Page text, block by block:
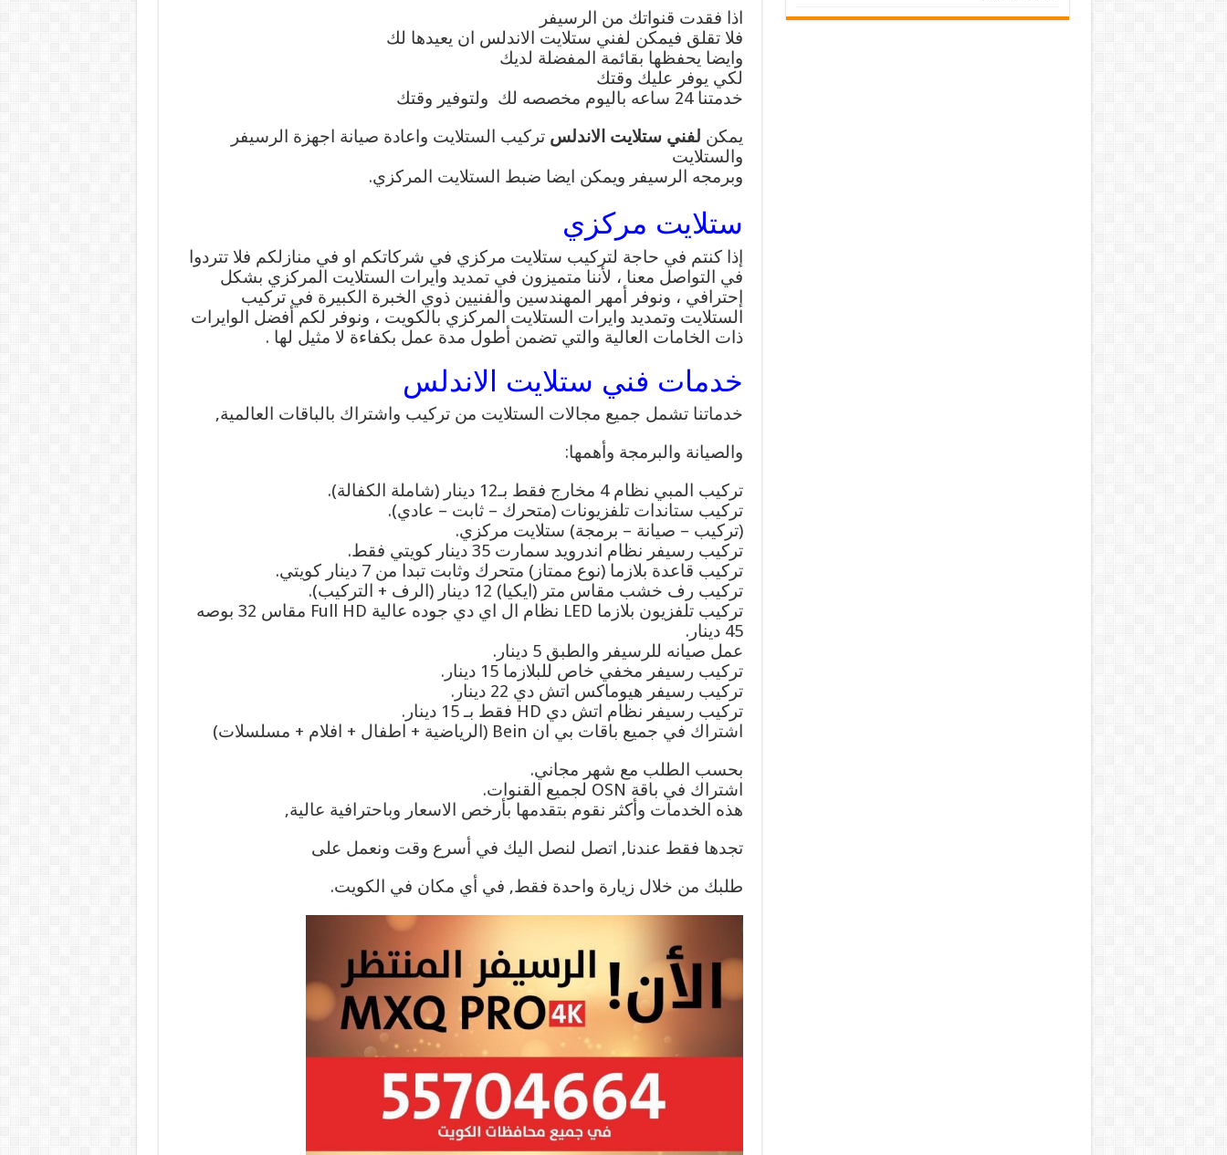
اذا فقدت قنواتك من الرسيفر
فلا تقلق فيمكن لفني ستلايت الاندلس ان يعيدها لك
وايضا يحفظها بقائمة المفضلة لديك
لكي يوفر عليك وقتك
خدمتنا 24 ساعه باليوم مخصصه لك ولتوفير وقتك
يمكن لفني ستلايت الاندلس تركيب الستلايت واعادة صيانة اجهزة الرسيفر
والستلايت
وبرمجه الرسيفر ويمكن ايضا ضبط الستلايت المركزي.
ستلايت مركزي
إذا كنتم في حاجة لتركيب ستلايت مركزي في شركاتكم او في منازلكم فلا تتردوا
في التواصل معنا ، لأننا متميزون في تمديد وايرات الستلايت المركزي بشكل
إحترافي ، ونوفر أمهر المهندسين والفنيين ذوي الخبرة الكبيرة في تركيب
الستلايت وتمديد وايرات الستلايت المركزي بالكويت ، ونوفر لكم أفضل الوايرات
ذات الخامات العالية والتي تضمن أطول مدة عمل بكفاءة لا مثيل لها .
خدمات فني ستلايت الاندلس
خدماتنا تشمل جميع مجالات الستلايت من تركيب واشتراك بالباقات العالمية,
والصيانة والبرمجة وأهمها:
تركيب المبي نظام 4 مخارج فقط بـ12 دينار (شاملة الكفالة).
تركيب ستاندات تلفزيونات (متحرك – ثابت – عادي).
(تركيب – صيانة – برمجة) ستلايت مركزي.
تركيب رسيفر نظام اندرويد سمارت 35 دينار كويتي فقط.
تركيب قاعدة بلازما (نوع ممتاز) متحرك وثابت تبدا من 7 دينار كويتي.
تركيب رف خشب مقاس متر (ايكيا) 12 دينار (الرف + التركيب).
تركيب تلفزيون بلازما LED نظام ال اي دي جوده عالية Full HD مقاس 32 بوصه
45 دينار.
عمل صيانه للرسيفر والطبق 5 دينار.
تركيب رسيفر مخفي خاص للبلازما 15 دينار.
تركيب رسيفر هيوماكس اتش دي 22 دينار.
تركيب رسيفر نظام اتش دي HD فقط بـ 15 دينار.
اشتراك في جميع باقات بي ان Bein (الرياضية + اطفال + افلام + مسلسلات)
بحسب الطلب مع شهر مجاني.
اشتراك في باقة OSN لجميع القنوات.
هذه الخدمات وأكثر نقوم بتقدمها بأرخص الاسعار وباحترافية عالية,
تجدها فقط عندنا, اتصل لنصل اليك في أسرع وقت ونعمل على
طلبك من خلال زيارة واحدة فقط, في أي مكان في الكويت.